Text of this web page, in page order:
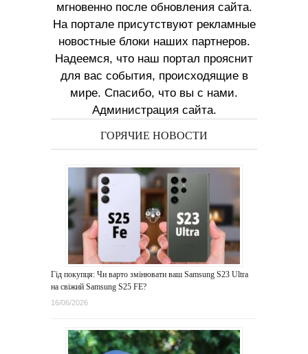
мгновенно после обновления сайта.
На портале присутствуют рекламные
новостные блоки наших партнеров.
Надеемся, что наш портал прояснит
для вас события, происходящие в
мире. Спасибо, что вы с нами.
Администрация сайта.
ГОРЯЧИЕ НОВОСТИ
Гід покупця: Чи варто змінювати ваш Samsung S23 Ultra
на свіжий Samsung S25 FE?
16/06/2026